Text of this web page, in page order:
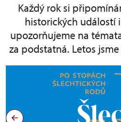
Každý rok si
historických událostí
upozorňujeme na
za podstatná. Letos